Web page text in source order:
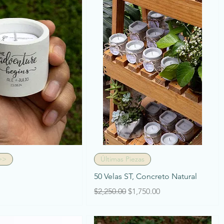
rápida Vista rápida
Últimas Piezas
50 Velas ST, Concreto Natural
Precio
$2,250.00 Precio de oferta
$1,750.00